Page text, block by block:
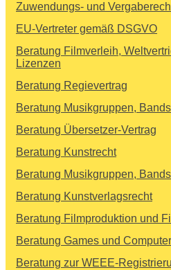
Zuwendungs- und
EU-Vertreter gemäß DSGVO
Beratung Filmverleih,
Lizenzen
Beratung Regievertrag
Beratung Musikgruppen,
Beratung Übersetzer-Vertrag
Beratung Kunstrecht
Beratung Musikgruppen,
Beratung Kunstverlagsrecht
Beratung Filmproduktion und
Beratung Games und
Beratung zur WEEE-